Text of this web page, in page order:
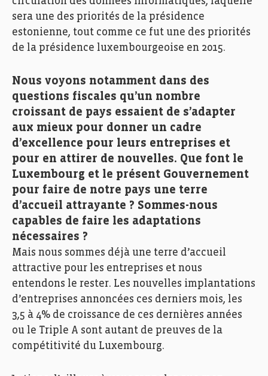
sera une des priorités de la présidence
estonienne, tout comme ce fut une des priorités
de la présidence luxembourgeoise en 2015.
Nous voyons notamment dans des
questions fiscales qu’un nombre
croissant de pays essaient de s’adapter
aux mieux pour donner un cadre
d’excellence pour leurs entreprises et
pour en attirer de nouvelles. Que font le
Luxembourg et le présent Gouvernement
pour faire de notre pays une terre
d’accueil attrayante ? Sommes-nous
capables de faire les adaptations
nécessaires ?
Mais nous sommes déjà une terre d’accueil
attractive pour les entreprises et nous
entendons le rester. Les nouvelles implantations
d’entreprises annoncées ces derniers mois, les
3,5 à 4% de croissance de ces dernières années
ou le Triple A sont autant de preuves de la
compétitivité du Luxembourg.